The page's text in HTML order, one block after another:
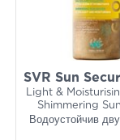
SVR Sun
Light &
Shimmering
Водоустойчив